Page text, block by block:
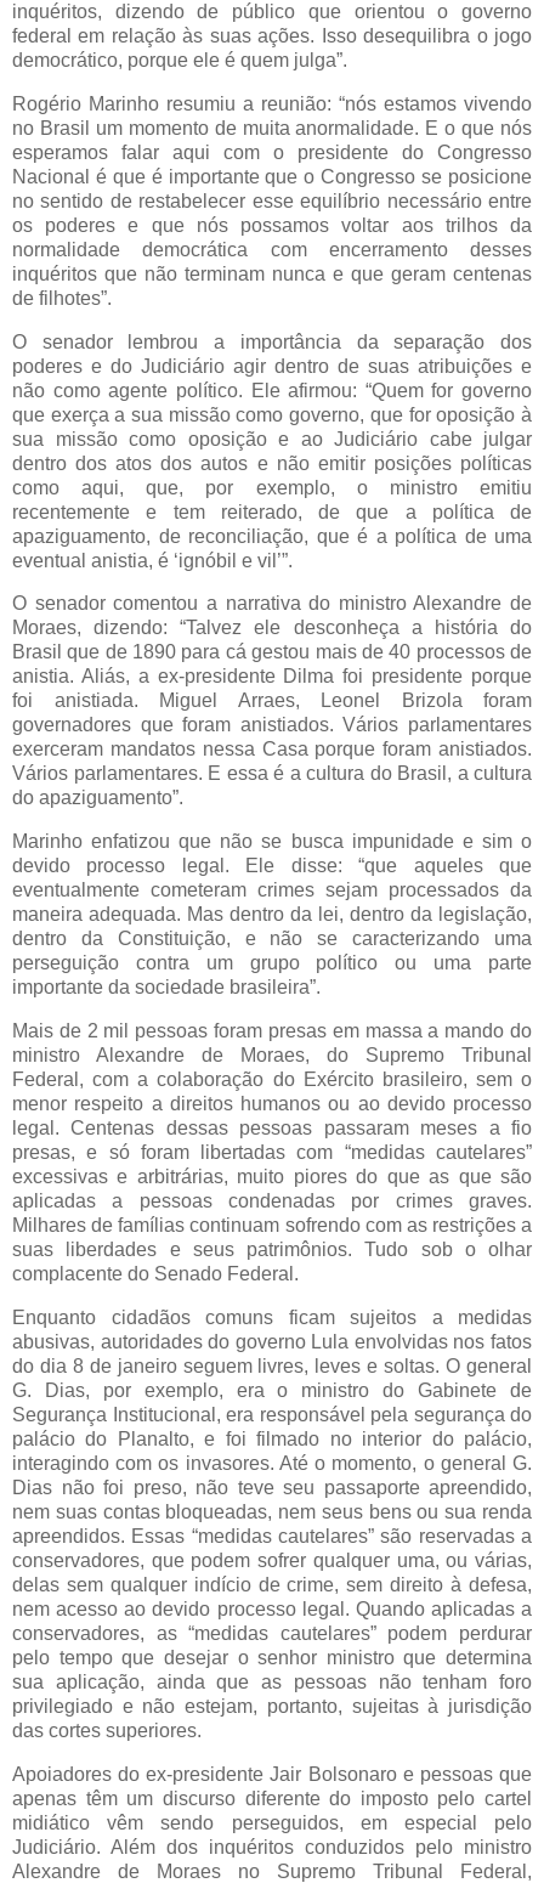
inquéritos, dizendo de público que orientou o governo
federal em relação às suas ações. Isso desequilibra o jogo
democrático, porque ele é quem julga”.
Rogério Marinho resumiu a reunião: “nós estamos vivendo
no Brasil um momento de muita anormalidade. E o que nós
esperamos falar aqui com o presidente do Congresso
Nacional é que é importante que o Congresso se posicione
no sentido de restabelecer esse equilíbrio necessário entre
os poderes e que nós possamos voltar aos trilhos da
normalidade democrática com encerramento desses
inquéritos que não terminam nunca e que geram centenas
de filhotes”.
O senador lembrou a importância da separação dos
poderes e do Judiciário agir dentro de suas atribuições e
não como agente político. Ele afirmou: “Quem for governo
que exerça a sua missão como governo, que for oposição à
sua missão como oposição e ao Judiciário cabe julgar
dentro dos atos dos autos e não emitir posições políticas
como aqui, que, por exemplo, o ministro emitiu
recentemente e tem reiterado, de que a política de
apaziguamento, de reconciliação, que é a política de uma
eventual anistia, é ‘ignóbil e vil’”.
O senador comentou a narrativa do ministro Alexandre de
Moraes, dizendo: “Talvez ele desconheça a história do
Brasil que de 1890 para cá gestou mais de 40 processos de
anistia. Aliás, a ex-presidente Dilma foi presidente porque
foi anistiada. Miguel Arraes, Leonel Brizola foram
governadores que foram anistiados. Vários parlamentares
exerceram mandatos nessa Casa porque foram anistiados.
Vários parlamentares. E essa é a cultura do Brasil, a cultura
do apaziguamento”.
Marinho enfatizou que não se busca impunidade e sim o
devido processo legal. Ele disse: “que aqueles que
eventualmente cometeram crimes sejam processados da
maneira adequada. Mas dentro da lei, dentro da legislação,
dentro da Constituição, e não se caracterizando uma
perseguição contra um grupo político ou uma parte
importante da sociedade brasileira”.
Mais de 2 mil pessoas foram presas em massa a mando do
ministro Alexandre de Moraes, do Supremo Tribunal
Federal, com a colaboração do Exército brasileiro, sem o
menor respeito a direitos humanos ou ao devido processo
legal. Centenas dessas pessoas passaram meses a fio
presas, e só foram libertadas com “medidas cautelares”
excessivas e arbitrárias, muito piores do que as que são
aplicadas a pessoas condenadas por crimes graves.
Milhares de famílias continuam sofrendo com as restrições a
suas liberdades e seus patrimônios. Tudo sob o olhar
complacente do Senado Federal.
Enquanto cidadãos comuns ficam sujeitos a medidas
abusivas, autoridades do governo Lula envolvidas nos fatos
do dia 8 de janeiro seguem livres, leves e soltas. O general
G. Dias, por exemplo, era o ministro do Gabinete de
Segurança Institucional, era responsável pela segurança do
palácio do Planalto, e foi filmado no interior do palácio,
interagindo com os invasores. Até o momento, o general G.
Dias não foi preso, não teve seu passaporte apreendido,
nem suas contas bloqueadas, nem seus bens ou sua renda
apreendidos. Essas “medidas cautelares” são reservadas a
conservadores, que podem sofrer qualquer uma, ou várias,
delas sem qualquer indício de crime, sem direito à defesa,
nem acesso ao devido processo legal. Quando aplicadas a
conservadores, as “medidas cautelares” podem perdurar
pelo tempo que desejar o senhor ministro que determina
sua aplicação, ainda que as pessoas não tenham foro
privilegiado e não estejam, portanto, sujeitas à jurisdição
das cortes superiores.
Apoiadores do ex-presidente Jair Bolsonaro e pessoas que
apenas têm um discurso diferente do imposto pelo cartel
midiático vêm sendo perseguidos, em especial pelo
Judiciário. Além dos inquéritos conduzidos pelo ministro
Alexandre de Moraes no Supremo Tribunal Federal,